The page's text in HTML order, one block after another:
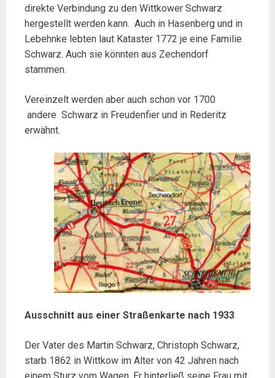
direkte Verbindung zu den Wittkower Schwarz
hergestellt werden kann. Auch in Hasenberg und in
Lebehnke lebten laut Kataster 1772 je eine Familie
Schwarz. Auch sie könnten aus Zechendorf
stammen.
Vereinzelt werden aber auch schon vor 1700
andere Schwarz in Freudenfier und in Rederitz
erwähnt.
Ausschnitt aus einer Straßenkarte nach 1933
Der Vater des Martin Schwarz, Christoph Schwarz,
starb 1862 in Wittkow im Alter von 42 Jahren nach